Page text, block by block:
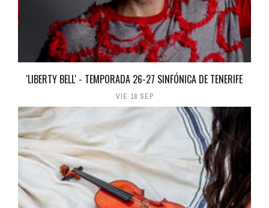
'LIBERTY BELL' - TEMPORADA 26-27 SINFÓNICA DE TENERIFE
VIE 18 SEP